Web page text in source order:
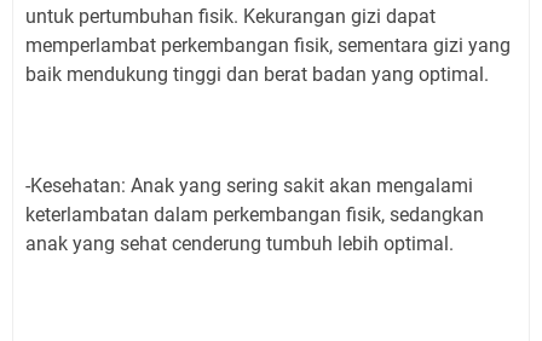
untuk pertumbuhan fisik. Kekurangan gizi dapat
memperlambat perkembangan fisik, sementara gizi yang
baik mendukung tinggi dan berat badan yang optimal.
-Kesehatan: Anak yang sering sakit akan mengalami
keterlambatan dalam perkembangan fisik, sedangkan
anak yang sehat cenderung tumbuh lebih optimal.